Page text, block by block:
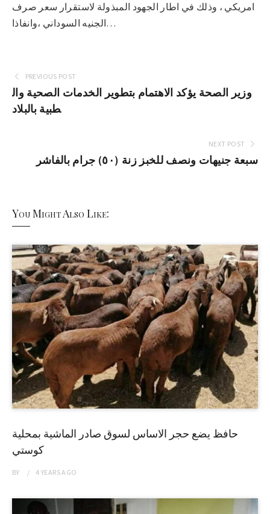
امريكي ، وذلك في اطار الجهود المبذولة لاستقرار سعر صرف
الجنيه السوداني ،وانفاذا…
PREVIOUS POST
وزير الصحة يؤكد الاهتمام بتطوير الخدمات الصحية وال
طبية بالبلاد
NEXT POST
سبعة جنيهات ونصف للخبز زنة (٥٠) جرام بالفاشر
You Might Also Like:
حافظ يضع حجر الاساس لسوق صادر الماشية بمحلية
كوستي
BY 4 YEARSAGO